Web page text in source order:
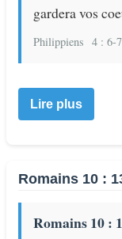
gardera vos
Philippiens 4 : 6-7
Lire plus
Romains 10 :
Romains 10 :